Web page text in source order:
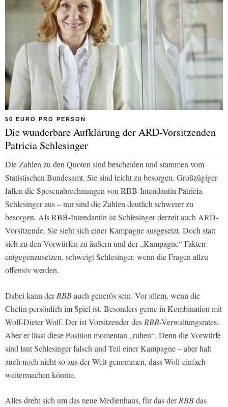
56 EURO PRO PERSON
Die wunderbare Aufklärung der ARD-Vorsitzenden
Patricia Schlesinger
Die Zahlen zu den Quoten sind bescheiden und stammen vom
Statistischen Bundesamt. Sie sind leicht zu besorgen. Großzügiger
fallen die Spesenabrechnungen vonRBB-Intendantin Patricia
Schlesinger aus – nur sind die Zahlen deutlich schwerer zu
besorgen. AlsRBB-Intendantin ist Schlesinger derzeit auchARD-
Vorsitzende. Sie sieht sich einer Kampagne ausgesetzt. Doch statt
sich zu den Vorwürfen zu äußern und der „Kampagne“ Fakten
entgegenzusetzen, schweigt Schlesinger, wenn die Fragen allzu
offensiv werden.
Dabei kann derRBBauch generös sein. Vor allem, wenn die
Chefin persönlich im Spiel ist. Besonders gerne in Kombination mit
Wolf-Dieter Wolf. Der ist Vorsitzender desRBB-Verwaltungsrates.
Aber er lässt diese Position momentan „ruhen“. Denn die Vorwürfe
sind laut Schlesinger falsch und Teil einer Kampagne – aber halt
auch noch nicht so aus der Welt genommen, dass Wolf einfach
weitermachen könnte.
Alles dreht sich um das neue Medienhaus, für das derRBBdas